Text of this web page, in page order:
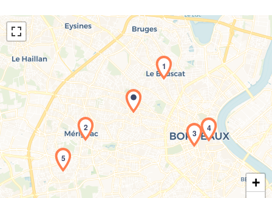
Chargement de la carte en cours...
1
2
3 4
5
+